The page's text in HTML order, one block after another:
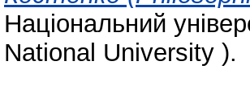
Національний
National University ).